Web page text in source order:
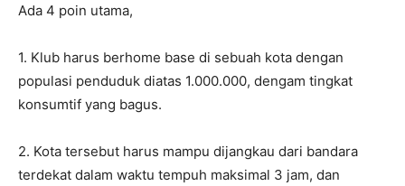
Ada 4 poin utama,
1. Klub harus berhome base di sebuah kota dengan
populasi penduduk diatas 1.000.000, dengam tingkat
konsumtif yang bagus.
2. Kota tersebut harus mampu dijangkau dari bandara
terdekat dalam waktu tempuh maksimal 3 jam, dan